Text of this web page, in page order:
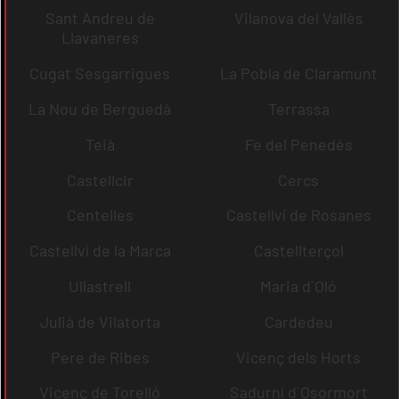
Sant Andreu de
Llavaneres
Vilanova del Vallès
Cugat Sesgarrigues
La Pobla de Claramunt
La Nou de Berguedà
Terrassa
Teià
Fe del Penedès
Castellcir
Cercs
Centelles
Castellví de Rosanes
Castellví de la Marca
Castellterçol
Ullastrell
Maria d´Oló
Julià de Vilatorta
Cardedeu
Pere de Ribes
Vicenç dels Horts
Vicenç de Torelló
Sadurní d´Osormort